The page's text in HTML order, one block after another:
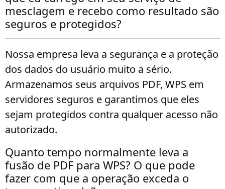
mesclagem e recebo como resultado são
seguros e protegidos?
Nossa empresa leva a segurança e a proteção
dos dados do usuário muito a sério.
Armazenamos seus arquivos PDF, WPS em
servidores seguros e garantimos que eles
sejam protegidos contra qualquer acesso não
autorizado.
Quanto tempo normalmente leva a
fusão de PDF para WPS? O que pode
fazer com que a operação exceda o